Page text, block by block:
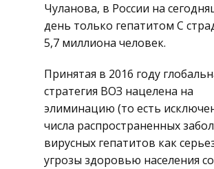
Чуланова, в России на
день только гепатитом С
5,7 миллиона человек.
Принятая в 2016 году
стратегия ВОЗ нацелена на
элиминацию (то есть
числа распространенных
вирусных гепатитов как
угрозы здоровью населения со